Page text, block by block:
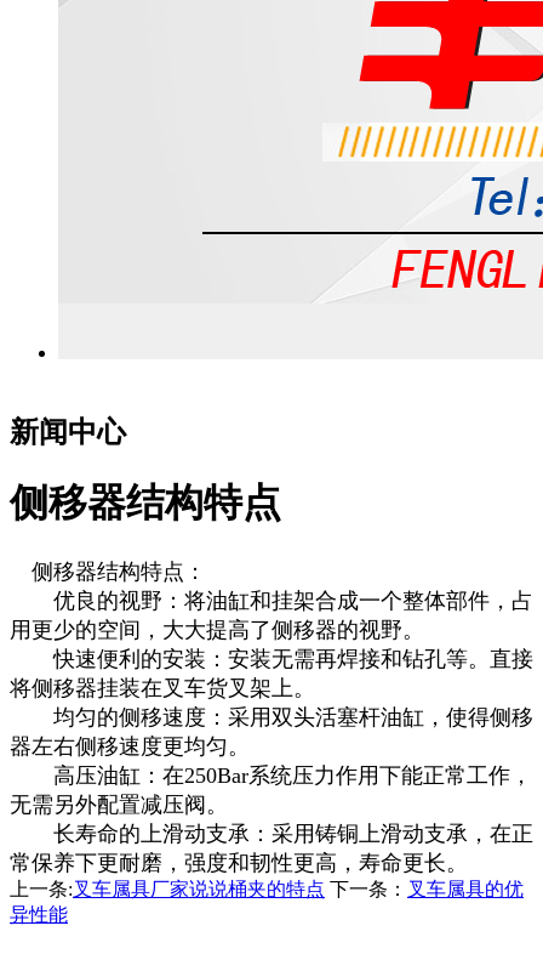
新闻中心
侧移器结构特点
侧移器结构特点：
优良的视野：将油缸和挂架合成一个整体部件，占
用更少的空间，大大提高了侧移器的视野。
快速便利的安装：安装无需再焊接和钻孔等。直接
将侧移器挂装在叉车货叉架上。
均匀的侧移速度：采用双头活塞杆油缸，使得侧移
器左右侧移速度更均匀。
高压油缸：在250Bar系统压力作用下能正常工作，
无需另外配置减压阀。
长寿命的上滑动支承：采用铸铜上滑动支承，在正
常保养下更耐磨，强度和韧性更高，寿命更长。
上一条:叉车属具厂家说说桶夹的特点 下一条： 叉车属具的优
异性能